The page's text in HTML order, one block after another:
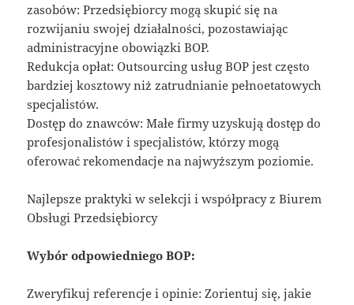
zasobów: Przedsiębiorcy mogą skupić się na
rozwijaniu swojej działalności, pozostawiając
administracyjne obowiązki BOP.
Redukcja opłat: Outsourcing usług BOP jest często
bardziej kosztowy niż zatrudnianie pełnoetatowych
specjalistów.
Dostęp do znawców: Małe firmy uzyskują dostęp do
profesjonalistów i specjalistów, którzy mogą
oferować rekomendacje na najwyższym poziomie.
Najlepsze praktyki w selekcji i współpracy z Biurem
Obsługi Przedsiębiorcy
Wybór odpowiedniego BOP:
Zweryfikuj referencje i opinie: Zorientuj się, jakie